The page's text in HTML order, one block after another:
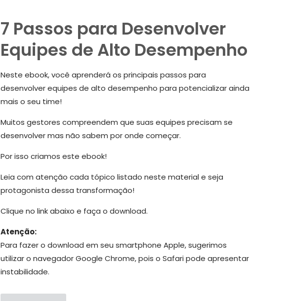
7 Passos para Desenvolver
Equipes de Alto Desempenho
Neste ebook, você aprenderá os principais passos para
desenvolver equipes de alto desempenho para potencializar ainda
mais o seu time!
Muitos gestores compreendem que suas equipes precisam se
desenvolver mas não sabem por onde começar.
Por isso criamos este ebook!
Leia com atenção cada tópico listado neste material e seja
protagonista dessa transformação!
Clique no link abaixo e faça o download.
Atenção:
Para fazer o download em seu smartphone Apple, sugerimos
utilizar o navegador Google Chrome, pois o Safari pode apresentar
instabilidade.